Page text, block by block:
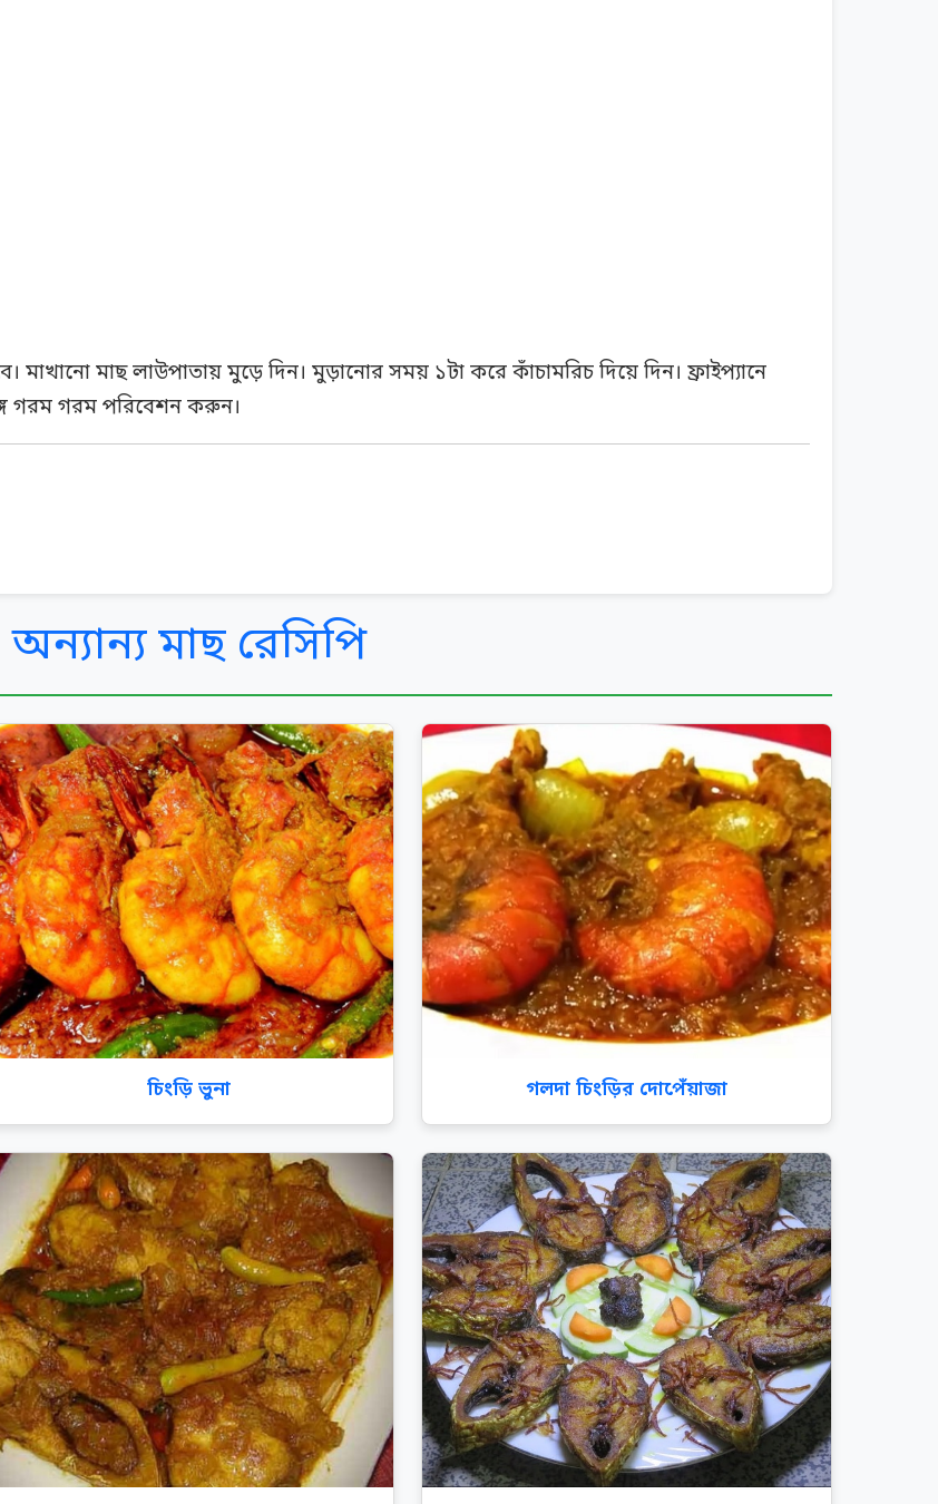
মাছ লাউপাতায় মুড়ে দিন। মুড়ানোর সময় ১টা করে কাঁচামরিচ দিয়ে দিন। ফ্রাইপ্যানে
গরম গরম পরিবেশন করুন।
অন্যান্য মাছ রেসিপি
চিংড়ি ভুনা গলদা চিংড়ির দোপেঁয়াজা